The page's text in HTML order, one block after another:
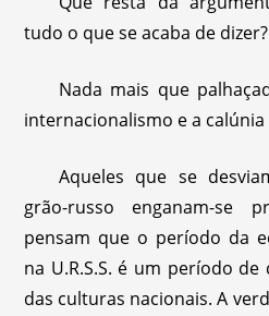
tudo o que se acaba de dizer?
Nada mais que
internacionalismo e a
Aqueles que se
grão-russo enganam-se
pensam que o período da
na U.R.S.S. é um período
das culturas nacionais. A